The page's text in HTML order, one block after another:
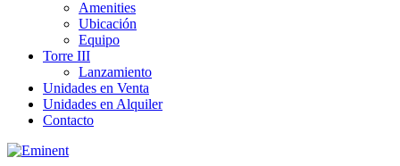
Amenities
Ubicación
Equipo
Torre III
Lanzamiento
Unidades en Venta
Unidades en Alquiler
Contacto